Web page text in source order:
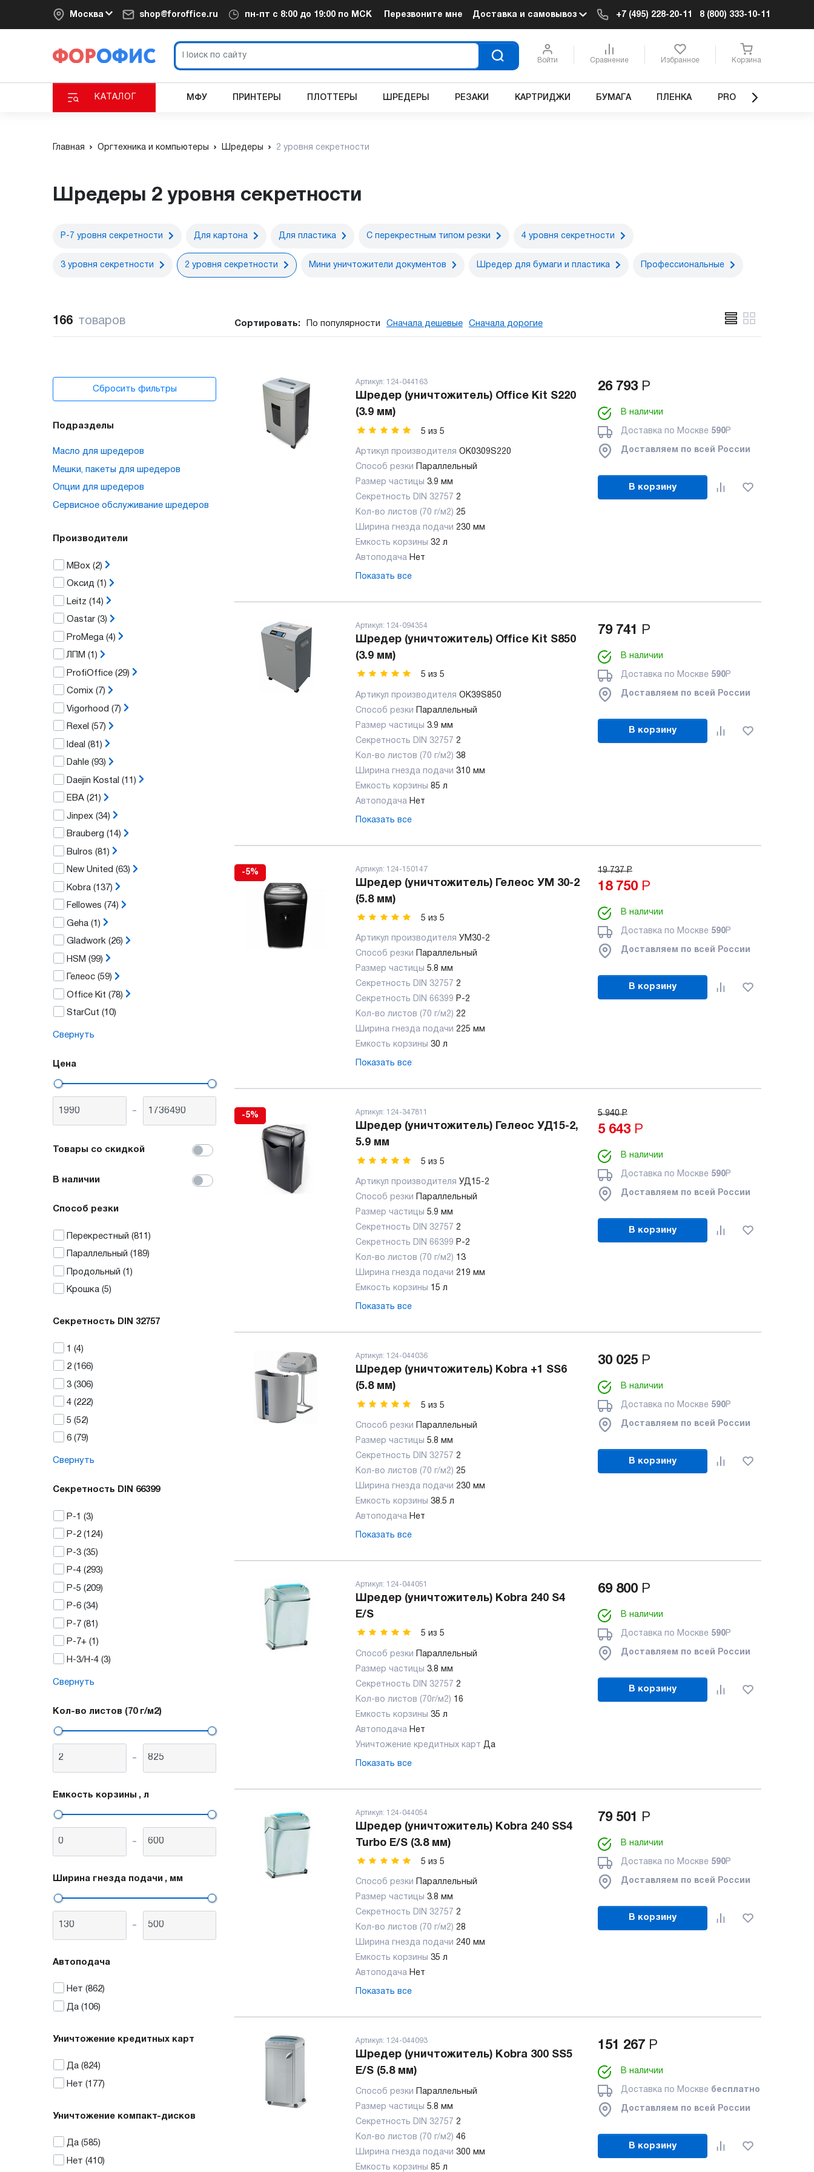
Москва shop@foroffice.ru пн-пт с 8:00 до 19:00 по МСК Перезвоните мне Доставка и самовывоз +7 (495) 228-20-11 8 (800) 333-10-11
Войти Сравнение Избранное Корзина
КАТАЛОГ МФУ ПРИНТЕРЫ ПЛОТТЕРЫ ШРЕДЕРЫ РЕЗАКИ КАРТРИДЖИ БУМАГА ПЛЕНКА PRO
Главная Оргтехника и компьютеры Шредеры 2 уровня секретности
Шредеры 2 уровня секретности
P-7 уровня секретности Для картона Для пластика С перекрестным типом резки 4 уровня секретности
3 уровня секретности 2 уровня секретности Мини уничтожители документов Шредер для бумаги и пластика Профессиональные
166 товаров Сортировать: По популярности Сначала дешевые Сначала дорогие
Сбросить фильтры
Подразделы
Масло для шредеров
Мешки, пакеты для шредеров
Опции для шредеров
Сервисное обслуживание шредеров
Производители
MBox (2)
Оксид (1)
Leitz (14)
Oastar (3)
ProMega (4)
ЛПМ (1)
ProfiOffice (29)
Comix (7)
Vigorhood (7)
Rexel (57)
Ideal (81)
Dahle (93)
Daejin Kostal (11)
EBA (21)
Jinpex (34)
Brauberg (14)
Bulros (81)
New United (63)
Kobra (137)
Fellowes (74)
Geha (1)
Gladwork (26)
HSM (99)
Гелеос (59)
Office Kit (78)
StarCut (10)
Свернуть
Цена
-
Товары со скидкой
В наличии
Способ резки
Перекрестный (811)
Параллельный (189)
Продольный (1)
Крошка (5)
Секретность DIN 32757
1 (4)
2 (166)
3 (306)
4 (222)
5 (52)
6 (79)
Свернуть
Секретность DIN 66399
P-1 (3)
P-2 (124)
P-3 (35)
P-4 (293)
P-5 (209)
P-6 (34)
P-7 (81)
P-7+ (1)
H-3/H-4 (3)
Свернуть
Кол-во листов (70 г/м2)
-
Емкость корзины , л
-
Ширина гнезда подачи , мм
-
Автоподача
Нет (862)
Да (106)
Уничтожение кредитных карт
Да (824)
Нет (177)
Уничтожение компакт-дисков
Да (585)
Нет (410)
Артикул: 124-044163
Шредер (уничтожитель) Office Kit S220
(3.9 мм)
5 из 5
Артикул производителя OK0309S220
Способ резки
Параллельный
Размер частицы 3.9 мм
Секретность DIN 32757 2
Кол-во листов (70 г/м2) 25
Ширина гнезда подачи 230 мм
Емкость корзины 32 л
Автоподача Нет
Показать все
26 793 Р
В наличии
Доставка по Москве 590Р
Доставляем по всей России
В корзину
Артикул: 124-094354
Шредер (уничтожитель) Office Kit S850
(3.9 мм)
5 из 5
Артикул производителя OK39S850
Способ резки
Параллельный
Размер частицы 3.9 мм
Секретность DIN 32757 2
Кол-во листов (70 г/м2) 38
Ширина гнезда подачи 310 мм
Емкость корзины 85 л
Автоподача Нет
Показать все
79 741 Р
В наличии
Доставка по Москве 590Р
Доставляем по всей России
В корзину
-5% Артикул: 124-150147
Шредер (уничтожитель) Гелеос УМ 30-2
(5.8 мм)
5 из 5
Артикул производителя УМ30-2
Способ резки
Параллельный
Размер частицы 5.8 мм
Секретность DIN 32757 2
Секретность DIN 66399 P-2
Кол-во листов (70 г/м2) 22
Ширина гнезда подачи 225 мм
Емкость корзины 30 л
Показать все
19 737 Р
18 750 Р
В наличии
Доставка по Москве 590Р
Доставляем по всей России
В корзину
-5% Артикул: 124-347811
Шредер (уничтожитель) Гелеос УД15-2,
5.9 мм
5 из 5
Артикул производителя УД15-2
Способ резки
Параллельный
Размер частицы 5.9 мм
Секретность DIN 32757 2
Секретность DIN 66399 P-2
Кол-во листов (70 г/м2) 13
Ширина гнезда подачи 219 мм
Емкость корзины 15 л
Показать все
5 940 Р
5 643 Р
В наличии
Доставка по Москве 590Р
Доставляем по всей России
В корзину
Артикул: 124-044036
Шредер (уничтожитель) Kobra +1 SS6
(5.8 мм)
5 из 5
Способ резки
Параллельный
Размер частицы 5.8 мм
Секретность DIN 32757 2
Кол-во листов (70 г/м2) 25
Ширина гнезда подачи 230 мм
Емкость корзины 38.5 л
Автоподача Нет
Показать все
30 025 Р
В наличии
Доставка по Москве 590Р
Доставляем по всей России
В корзину
Артикул: 124-044051
Шредер (уничтожитель) Kobra 240 S4
E/S
5 из 5
Способ резки
Параллельный
Размер частицы 3.8 мм
Секретность DIN 32757 2
Кол-во листов (70г/м2) 16
Емкость корзины 35 л
Автоподача Нет
Уничтожение кредитных карт Да
Показать все
69 800 Р
В наличии
Доставка по Москве 590Р
Доставляем по всей России
В корзину
Артикул: 124-044054
Шредер (уничтожитель) Kobra 240 SS4
Turbo E/S (3.8 мм)
5 из 5
Способ резки
Параллельный
Размер частицы 3.8 мм
Секретность DIN 32757 2
Кол-во листов (70 г/м2) 28
Ширина гнезда подачи 240 мм
Емкость корзины 35 л
Автоподача Нет
Показать все
79 501 Р
В наличии
Доставка по Москве 590Р
Доставляем по всей России
В корзину
Артикул: 124-044093
Шредер (уничтожитель) Kobra 300 SS5
E/S (5.8 мм)
Способ резки
Параллельный
Размер частицы 5.8 мм
Секретность DIN 32757 2
Кол-во листов (70 г/м2) 46
Ширина гнезда подачи 300 мм
Емкость корзины 85 л
151 267 Р
В наличии
Доставка по Москве бесплатно
Доставляем по всей России
В корзину